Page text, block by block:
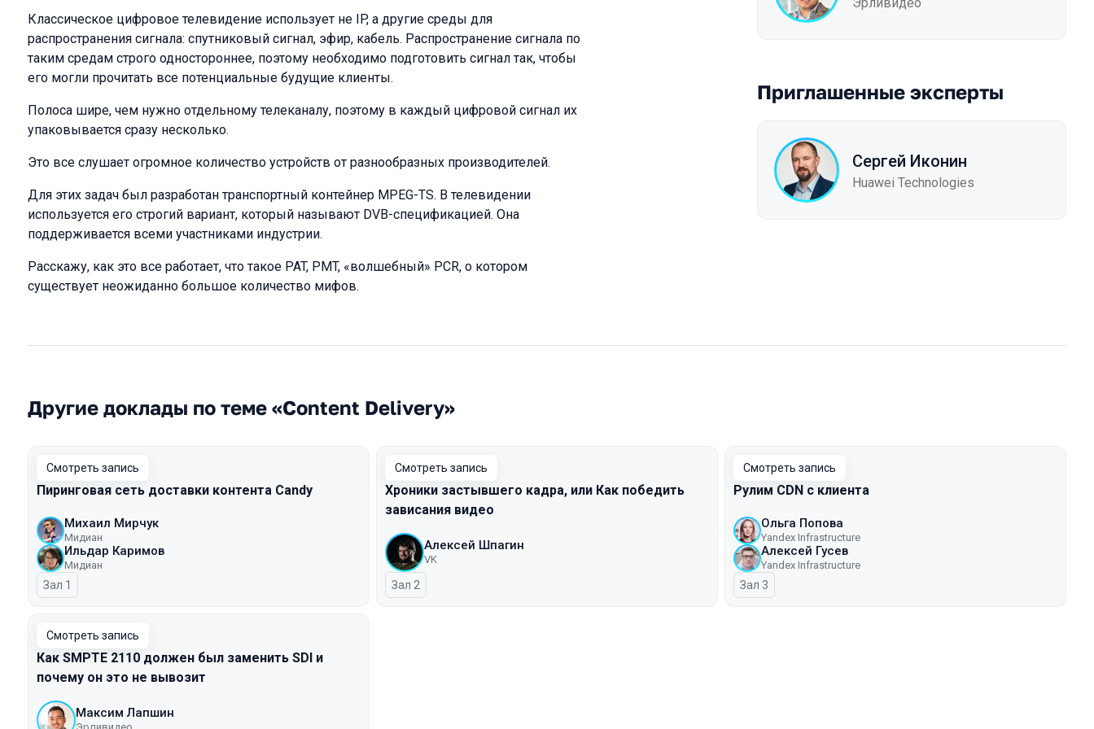
Классическое цифровое телевидение использует не IP, а другие среды для
распространения сигнала: спутниковый сигнал, эфир, кабель. Распространение сигнала по
таким средам строго одностороннее, поэтому необходимо подготовить сигнал так, чтобы
его могли прочитать все потенциальные будущие клиенты.
Полоса шире, чем нужно отдельному телеканалу, поэтому в каждый цифровой сигнал их
упаковывается сразу несколько.
Это все слушает огромное количество устройств от разнообразных производителей.
Для этих задач был разработан транспортный контейнер MPEG-TS. В телевидении
используется его строгий вариант, который называют DVB-спецификацией. Она
поддерживается всеми участниками индустрии.
Расскажу, как это все работает, что такое PAT, PMT, «волшебный» PCR, о котором
существует неожиданно большое количество мифов.
Приглашенные эксперты
Сергей Иконин
Huawei Technologies
Другие доклады по теме «Content Delivery»
Смотреть запись
Пиринговая сеть доставки контента Candy
Михаил Мирчук
Мидиан
Ильдар Каримов
Мидиан
Зал 1
Смотреть запись
Хроники застывшего кадра, или Как победить
зависания видео
Алексей Шпагин
VK
Зал 2
Смотреть запись
Рулим CDN с клиента
Ольга Попова
Yandex Infrastructure
Алексей Гусев
Yandex Infrastructure
Зал 3
Смотреть запись
Как SMPTE 2110 должен был заменить SDI и
почему он это не вывозит
Максим Лапшин